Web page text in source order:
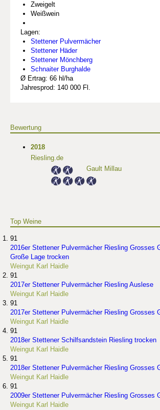
Zweigelt
Weißwein
Lagen:
Stettener Pulvermächer
Stettener Häder
Stettener Mönchberg
Schnaiter Burghalde
Ø Ertrag: 66 hl/ha
Jahresprod: 140 000 Fl.
Bewertung
2018
Riesling.de
Gault Millau
Top Weine
91
2016er Stettener Pulvermächer Riesling Grosses
Große Lage trocken
Weingut Karl Haidle
91
2017er Stettener Pulvermächer Riesling Auslese
Weingut Karl Haidle
91
2017er Stettener Pulvermächer Riesling Grosses
Weingut Karl Haidle
91
2018er Stettener Schilfsandstein Riesling trocken
Weingut Karl Haidle
91
2018er Stettener Pulvermächer Riesling Grosses
Weingut Karl Haidle
91
2009er Stettener Pulvermächer Riesling Grosses
Weingut Karl Haidle